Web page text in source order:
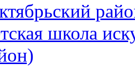
школа